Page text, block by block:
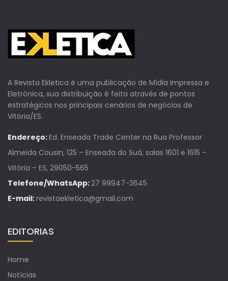
A Revista Ekletica é uma publicação de Mídia Impressa e
Eletrônica, sua distribuição é feita através de pontos
estratégicos nos principais cenários de negócios de
Vitória/ES.
Endereço:Ed. Enseada Trade Center na Rua Professor
Almeida Cousin, 125 – Enseada do Suá, salas 1601 e 1615 –
Vitória – ES, 29050-565
Telefone/WhatsApp:27 99947-3645
E-mail:revistaekletica@gmail.com
EDITORIAS
Home
Notícias